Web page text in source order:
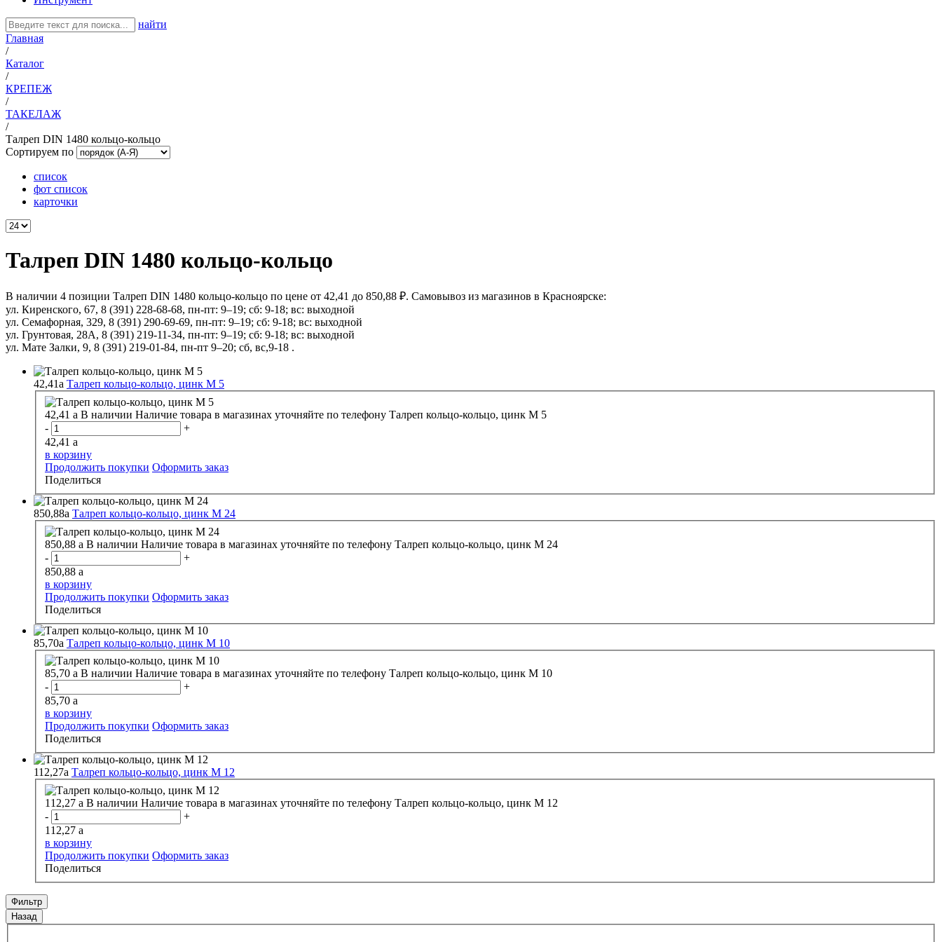
найти
Главная
/
Каталог
/
КРЕПЕЖ
/
ТАКЕЛАЖ
/
Талреп DIN 1480 кольцо-кольцо
Сортируем по
список
фот список
карточки
Талреп DIN 1480 кольцо-кольцо
В наличии 4 позиции Талреп DIN 1480 кольцо-кольцо по цене от 42,41 до 850,88 ₽. Самовывоз из магазинов в Красноярске:
ул. Киренского, 67, 8 (391) 228-68-68, пн-пт: 9–19; сб: 9-18; вс: выходной
ул. Семафорная, 329, 8 (391) 290-69-69, пн-пт: 9–19; сб: 9-18; вс: выходной
ул. Грунтовая, 28А, 8 (391) 219-11-34, пн-пт: 9–19; сб: 9-18; вс: выходной
ул. Мате Залки, 9, 8 (391) 219-01-84, пн-пт 9–20; сб, вс,9-18 .
42,41a Талреп кольцо-кольцо, цинк М 5
42,41 a В наличии Наличие товара в магазинах уточняйте по телефону Талреп кольцо-кольцо, цинк М 5
-
+
42,41 a
в корзину
Продолжить покупки Оформить заказ
Поделиться
850,88a Талреп кольцо-кольцо, цинк М 24
850,88 a В наличии Наличие товара в магазинах уточняйте по телефону Талреп кольцо-кольцо, цинк М 24
-
+
850,88 a
в корзину
Продолжить покупки Оформить заказ
Поделиться
85,70a Талреп кольцо-кольцо, цинк М 10
85,70 a В наличии Наличие товара в магазинах уточняйте по телефону Талреп кольцо-кольцо, цинк М 10
-
+
85,70 a
в корзину
Продолжить покупки Оформить заказ
Поделиться
112,27a Талреп кольцо-кольцо, цинк М 12
112,27 a В наличии Наличие товара в магазинах уточняйте по телефону Талреп кольцо-кольцо, цинк М 12
-
+
112,27 a
в корзину
Продолжить покупки Оформить заказ
Поделиться
Фильтр
Назад